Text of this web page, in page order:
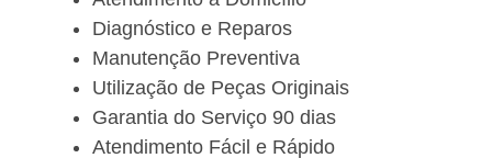
Diagnóstico e Reparos
Manutenção Preventiva
Utilização de Peças Originais
Garantia do Serviço 90 dias
Atendimento Fácil e Rápido